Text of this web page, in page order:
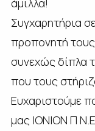
άμιλλα!
Συγχαρητήρια
προπονητή
συνεχώς δίπλα
που τους
Ευχαριστούμε
μας ΙΟΝΙΟΝ Π Ν.Ε